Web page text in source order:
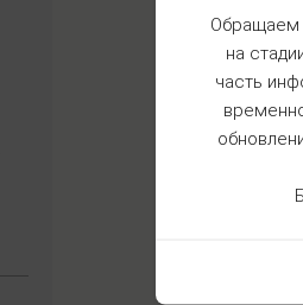
Обращаем
на
часть